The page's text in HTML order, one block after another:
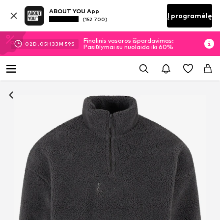
ABOUT YOU App
(152 700) Į programėlę
02D. 05H 33M 58S
Finalinis vasaros išpardavimas:
Pasiūlymai su nuolaida iki 60%